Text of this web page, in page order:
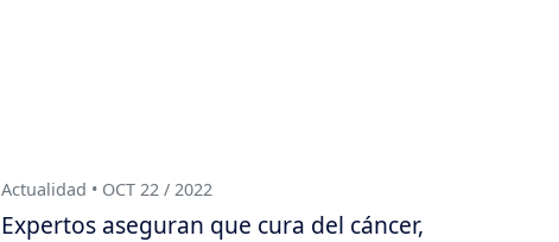
Actualidad • OCT 22 / 2022
Expertos aseguran que cura del cáncer,